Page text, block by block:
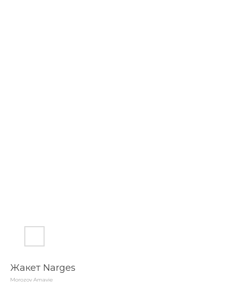
Жакет Narges
Morozov Amavie